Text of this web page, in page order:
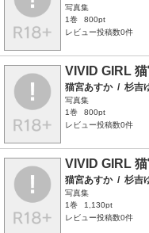
写真集
1巻
800pt
レビュー投稿数0件
VIVID GIRL
猫宮あすか / 杉吉
写真集
1巻
800pt
レビュー投稿数0件
VIVID GIRL
猫宮あすか / 杉吉
写真集
1巻
1,130pt
レビュー投稿数0件